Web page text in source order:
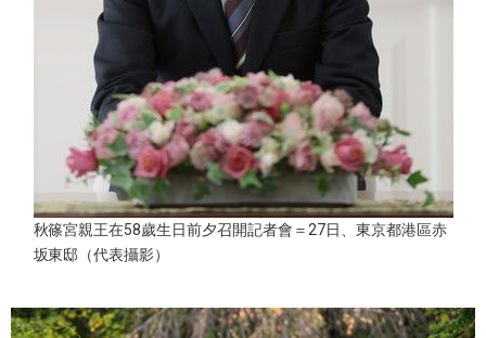
編輯部通知
秋篠宮親王在58歲生日前夕召開記者會＝27日、東京都港區赤
坂東邸（代表攝影）